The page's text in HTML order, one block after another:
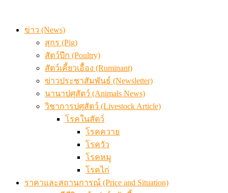
ข่าว (News)
สุกร (Pig)
สัตว์ปีก (Poultry)
สัตว์เคี้ยวเอื้อง (Ruminant)
ข่าวประชาสัมพันธ์ (Newsletter)
นานาปศุสัตว์ (Animals News)
วิชาการปศุสัตว์ (Livestock Article)
โรคในสัตว์
โรคควาย
โรควัว
โรคหมู
โรคไก่
ราคาและสถานการณ์ (Price and Situation)